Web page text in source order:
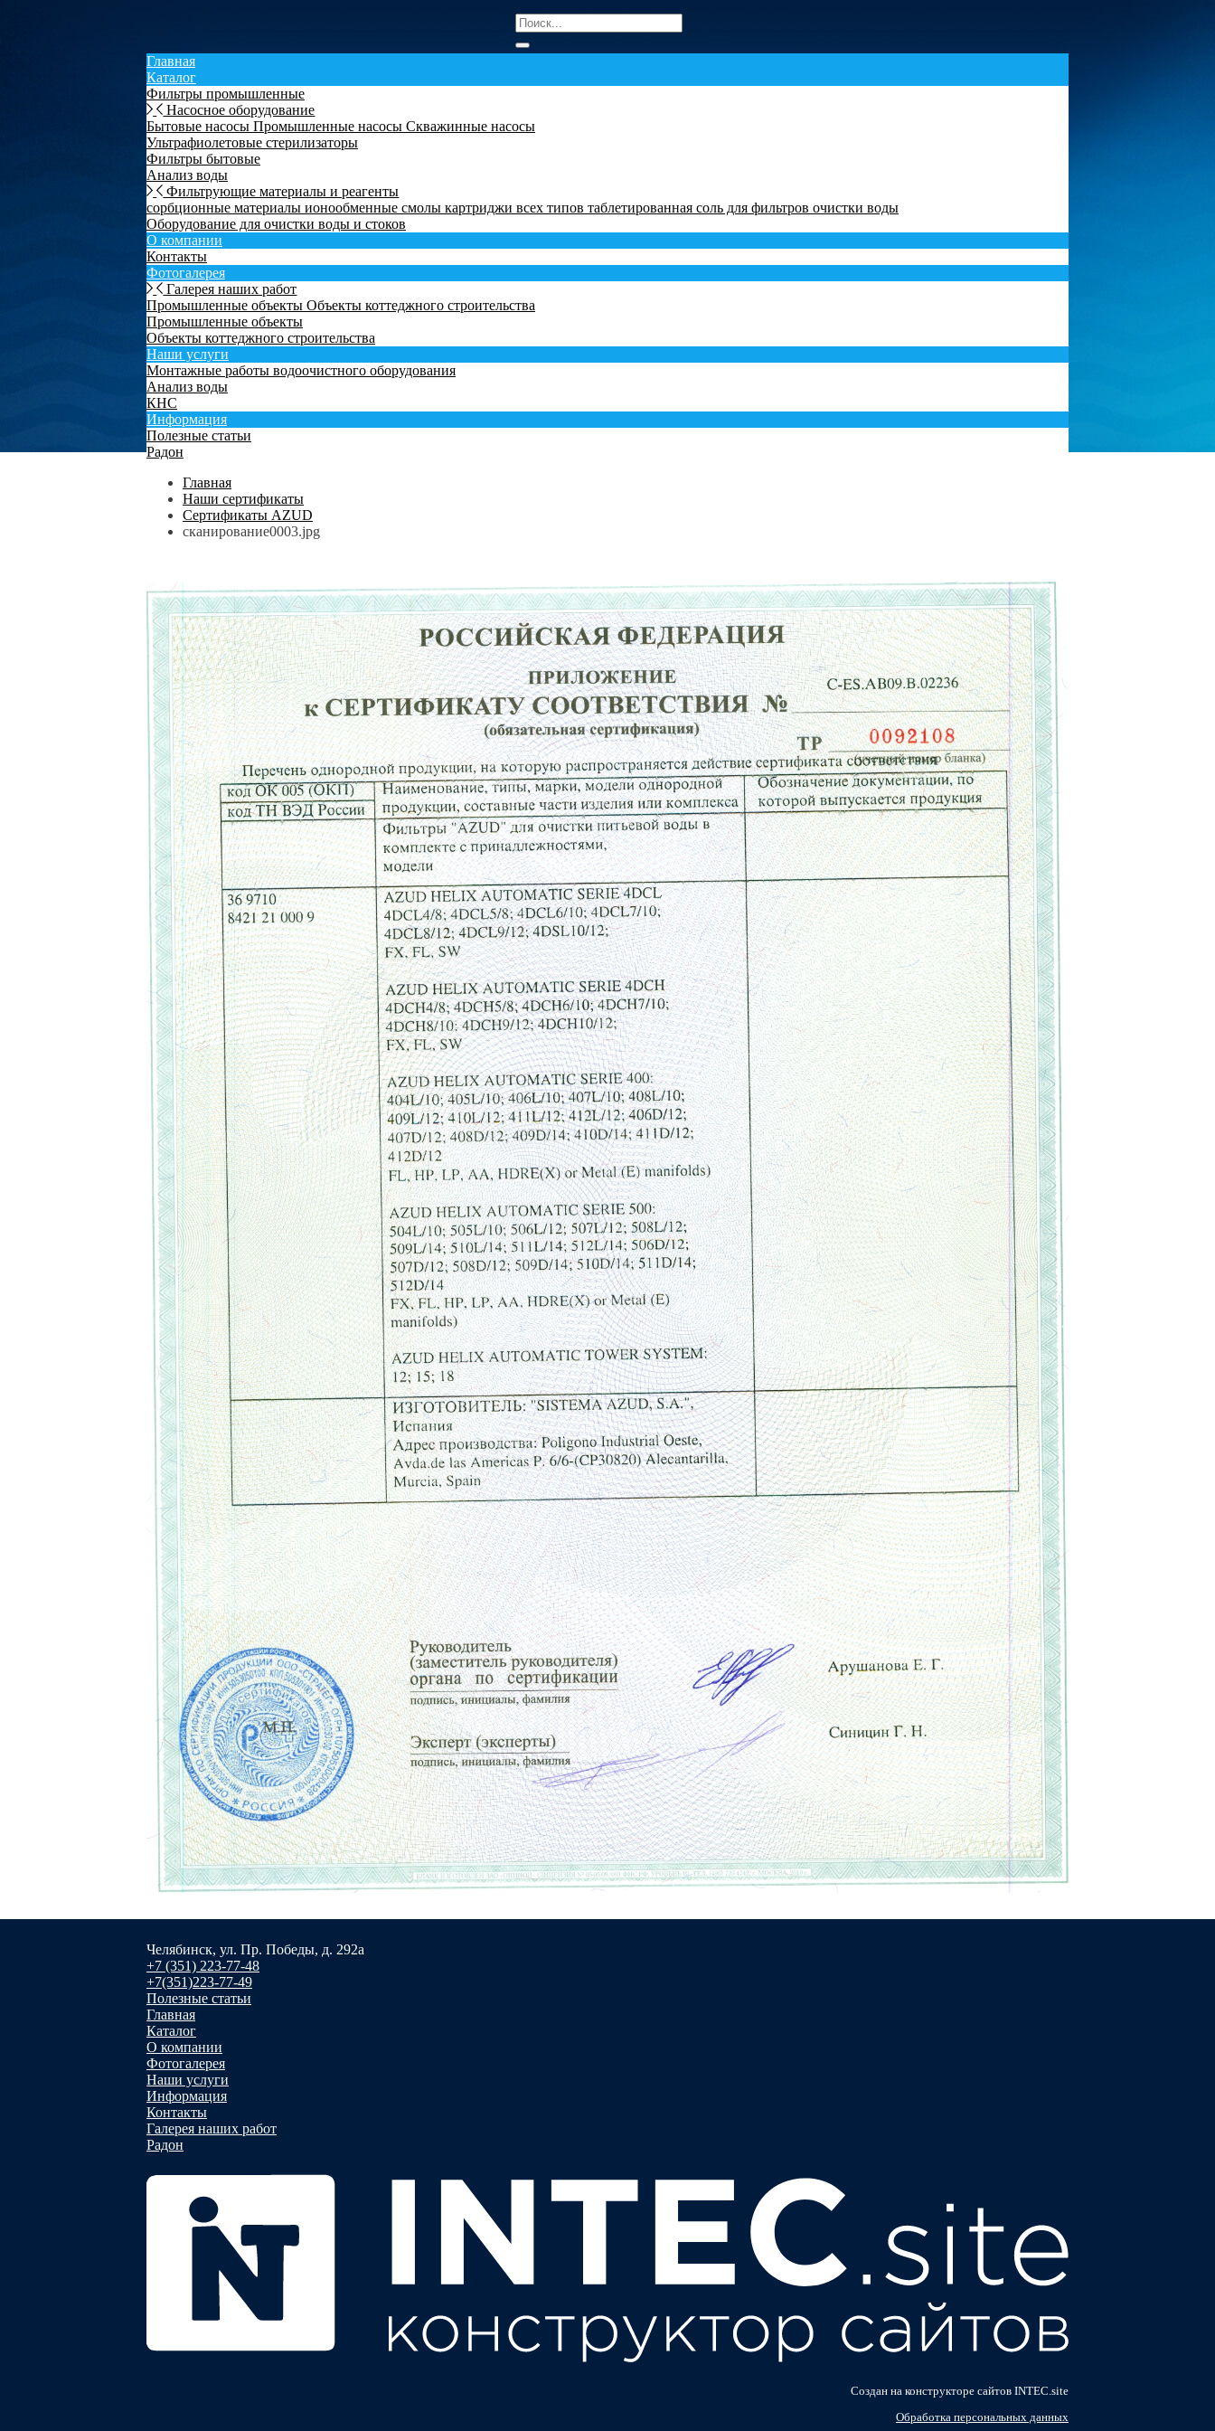
Главная
Каталог
Фильтры промышленные
Насосное оборудование
Бытовые насосы Промышленные насосы Скважинные насосы
Ультрафиолетовые стерилизаторы
Фильтры бытовые
Анализ воды
Фильтрующие материалы и реагенты
сорбционные материалы ионообменные смолы картриджи всех типов таблетированная соль для фильтров очистки воды
Оборудование для очистки воды и стоков
О компании
Контакты
Фотогалерея
Галерея наших работ
Промышленные объекты Объекты коттеджного строительства
Промышленные объекты
Объекты коттеджного строительства
Наши услуги
Монтажные работы водоочистного оборудования
Анализ воды
КНС
Информация
Полезные статьи
Радон
Главная
Наши сертификаты
Сертификаты АZUD
сканирование0003.jpg
Челябинск, ул. Пр. Победы, д. 292а
+7 (351) 223-77-48
+7(351)223-77-49
Полезные статьи
Главная
Каталог
О компании
Фотогалерея
Наши услуги
Информация
Контакты
Галерея наших работ
Радон
Создан на конструкторе сайтов INTEC.site
Обработка персональных данных